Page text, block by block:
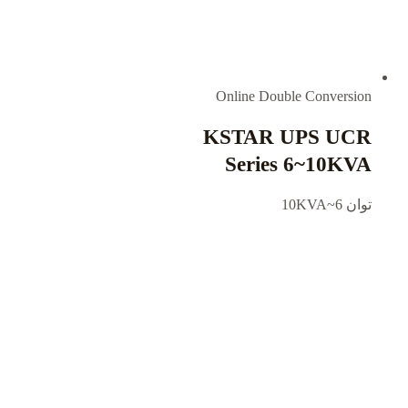
Online Double Conversion
KSTAR UPS UCR
Series 6~10KVA
توان 6~10KVA